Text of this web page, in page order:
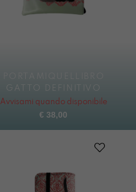
GATTO DEFINITIVO
Avvisami quando disponibile
€ 38,00